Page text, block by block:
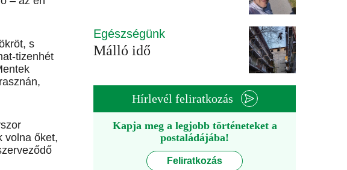
s
tizenhét
volna őket,
Egészségünk
Málló idő
Hírlevél feliratkozás
Kapja meg a legjobb történeteket a
postaládájába!
Feliratkozás